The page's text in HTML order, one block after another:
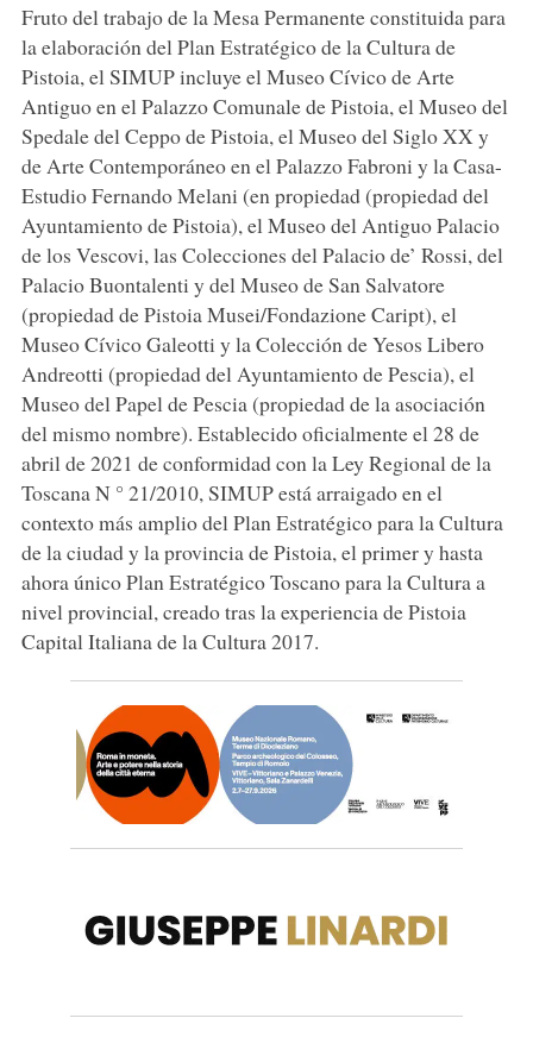
Fruto del trabajo de la Mesa Permanente constituida para
la elaboración del Plan Estratégico de la Cultura de
Pistoia, el SIMUP incluye el Museo Cívico de Arte
Antiguo en el Palazzo Comunale de Pistoia, el Museo del
Spedale del Ceppo de Pistoia, el Museo del Siglo XX y
de Arte Contemporáneo en el Palazzo Fabroni y la Casa-
Estudio Fernando Melani (en propiedad (propiedad del
Ayuntamiento de Pistoia), el Museo del Antiguo Palacio
de los Vescovi, las Colecciones del Palacio de’ Rossi, del
Palacio Buontalenti y del Museo de San Salvatore
(propiedad de Pistoia Musei/Fondazione Caript), el
Museo Cívico Galeotti y la Colección de Yesos Libero
Andreotti (propiedad del Ayuntamiento de Pescia), el
Museo del Papel de Pescia (propiedad de la asociación
del mismo nombre). Establecido oficialmente el 28 de
abril de 2021 de conformidad con la Ley Regional de la
Toscana N ° 21/2010, SIMUP está arraigado en el
contexto más amplio del Plan Estratégico para la Cultura
de la ciudad y la provincia de Pistoia, el primer y hasta
ahora único Plan Estratégico Toscano para la Cultura a
nivel provincial, creado tras la experiencia de Pistoia
Capital Italiana de la Cultura 2017.